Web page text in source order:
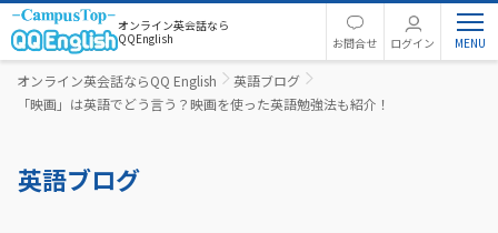
オンライン英会話なら
QQEnglish
お問合せ ログイン
オンライン英会話ならQQ English
英語ブログ
「映画」は英語でどう言う？映画を使った英語勉強法も紹介！
英語ブログ